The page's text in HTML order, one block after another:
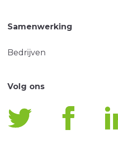
Samenwerking
Bedrijven
Volg ons